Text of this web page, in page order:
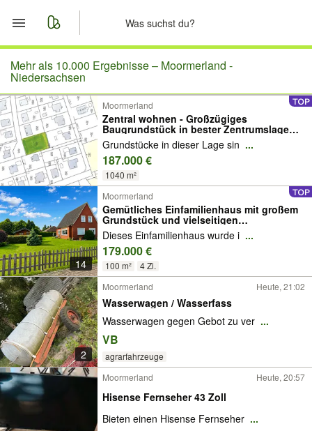
Start
Merkliste
Nachrichten
Anzeige aufgeben
Mehr als 10.000 Ergebnisse – Moormerland -
Niedersachsen
Moormerland
Zentral wohnen - Großzügiges
Baugrundstück in bester Zentrumslage
von Warsingsfehn
Grundstücke in dieser Lage sin ...
187.000 €
1040 m²
14
Moormerland
Gemütliches Einfamilienhaus mit großem
Grundstück und vielseitigen
Nebengebäuden
Dieses Einfamilienhaus wurde i ...
179.000 €
100 m² 4 Zi.
2
Moormerland Heute, 21:02
Wasserwagen / Wasserfass
Wasserwagen gegen Gebot zu ver ...
VB
agrarfahrzeuge
Moormerland Heute, 20:57
Hisense Fernseher 43 Zoll
Bieten einen Hisense Fernseher ...